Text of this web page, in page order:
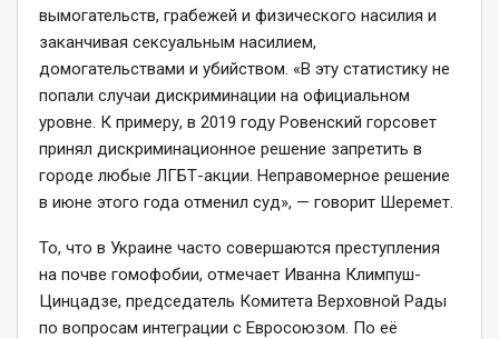
вымогательств, грабежей и физического насилия и
заканчивая сексуальным насилием,
домогательствами и убийством. «В эту статистику не
попали случаи дискриминации на официальном
уровне. К примеру, в 2019 году Ровенский горсовет
принял дискриминационное решение запретить в
городе любые ЛГБТ-акции. Неправомерное решение
в июне этого года отменил суд», — говорит Шеремет.
То, что в Украине часто совершаются преступления
на почве гомофобии, отмечает Иванна Климпуш-
Цинцадзе, председатель Комитета Верховной Рады
по вопросам интеграции с Евросоюзом. По её